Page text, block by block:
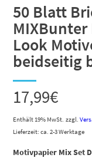
50 Blatt
Look
beidseitig
17,99€
Enthält 19% MwSt. zzgl.
Lieferzeit: ca. 2-3 Werktage
Motivpapier Mix Set